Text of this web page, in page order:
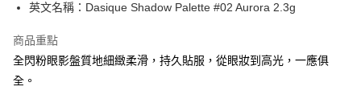
WeChat Pay
BoC Pay
送貨方式
英文名稱：Dasique Shadow Palette #02 Aurora 2.3g
商品重點
全閃粉眼影盤質地細緻柔滑，持久貼服，從眼妝到高光，一應俱
全。